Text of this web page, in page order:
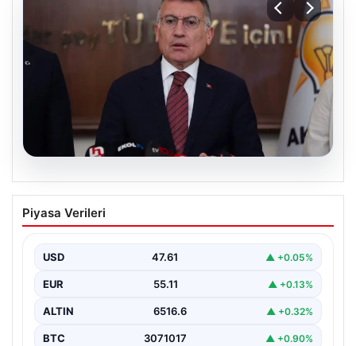
04.08.2026
AKP’den ‘çerçeve yasa’ açıklaması:
Süreç ve beklentiler
toplantısını yarın gerçekleştireceklerini belirtti. Güler,
kanun…
Piyasa Verileri
USD 47.61 ▲ +0.05%
EUR 55.11 ▲ +0.13%
ALTIN 6516.6 ▲ +0.32%
BTC 3071017 ▲ +0.90%